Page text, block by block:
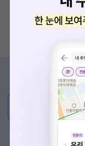
증상/치
의
💬 무엇이든 물어보
혹은, 의료상